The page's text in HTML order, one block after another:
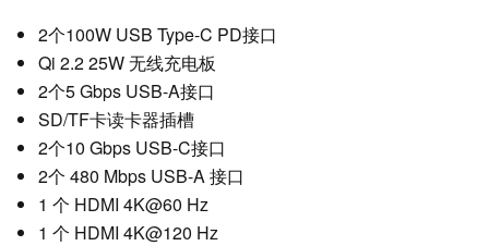
2个100W USB Type-C PD接口
Qi 2.2 25W 无线充电板
2个5 Gbps USB-A接口
SD/TF卡读卡器插槽
2个10 Gbps USB-C接口
2个 480 Mbps USB-A 接口
1 个 HDMI 4K@60 Hz
1 个 HDMI 4K@120 Hz